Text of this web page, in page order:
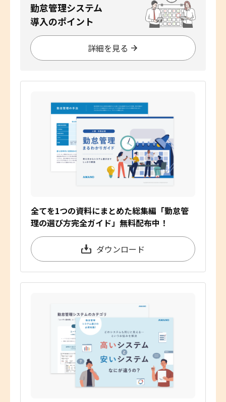
勤怠管理システム
導入のポイント
詳細を見る
全てを1つの資料にまとめた総集編「勤怠管
理の選び方完全ガイド」無料配布中！
ダウンロード